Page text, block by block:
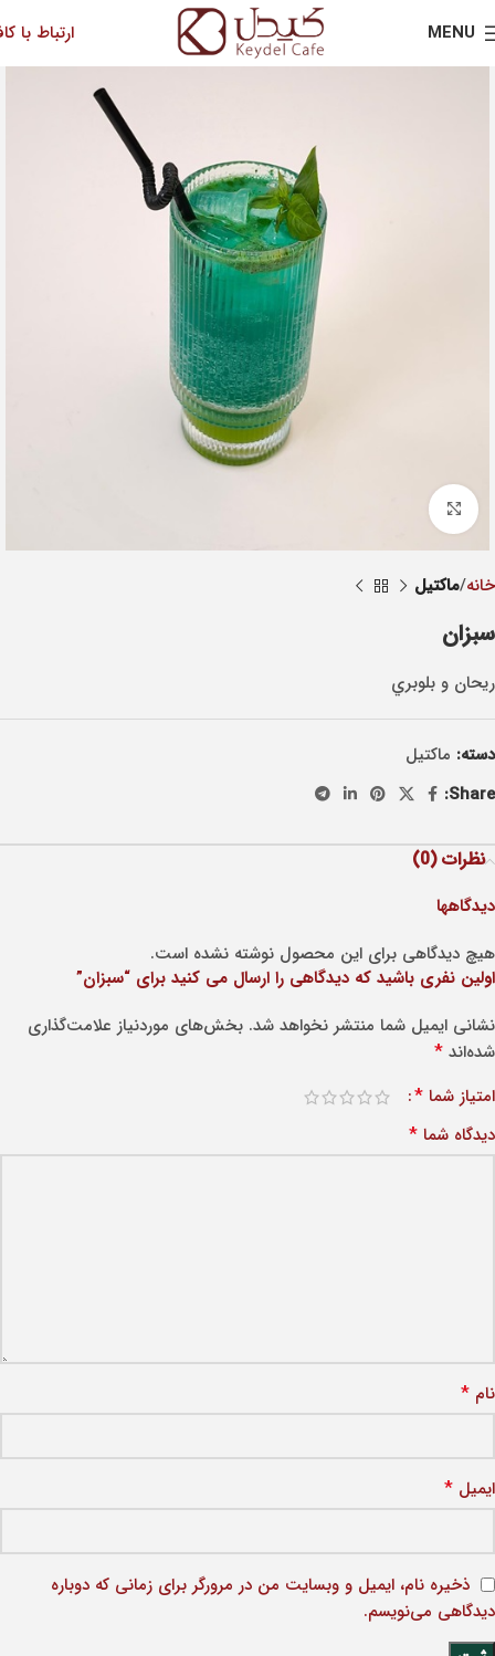
MENU ارتباط با
Click to enlarge
خانه ماکتيل
سبزان
ريحان و بلوبري
دسته: ماکتيل
Share:
نظرات (0)
دیدگاهها
هیچ دیدگاهی برای این محصول نوشته نشده است.
اولین نفری باشید که دیدگاهی را ارسال می کنید برای “سبزان”
نشانی ایمیل شما منتشر نخواهد شد. بخش‌های موردنیاز علامت‌گذاری
شده‌اند *
امتیاز شما *
دیدگاه شما *
نام *
ایمیل *
ذخیره نام، ایمیل و وبسایت من در مرورگر برای زمانی که دوباره
دیدگاهی می‌نویسم.